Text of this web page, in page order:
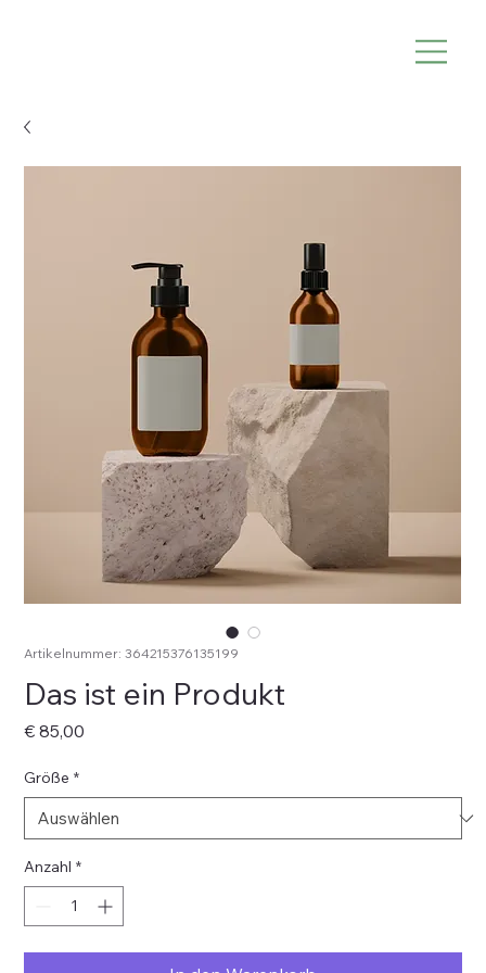
Artikelnummer: 364215376135199
Das ist ein Produkt
€ 85,00
Größe *
Anzahl *